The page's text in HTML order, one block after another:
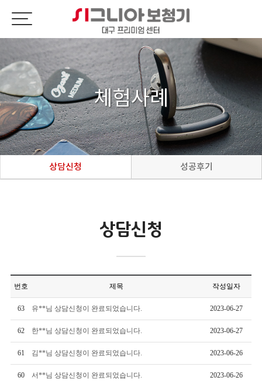
체험사례
상담신청 성공후기
상담신청
번호 제목 작성일자
63 유**님 상담신청이 완료되었습니다. 2023-06-27
62 한**님 상담신청이 완료되었습니다. 2023-06-27
61 김**님 상담신청이 완료되었습니다. 2023-06-26
60 서**님 상담신청이 완료되었습니다. 2023-06-26